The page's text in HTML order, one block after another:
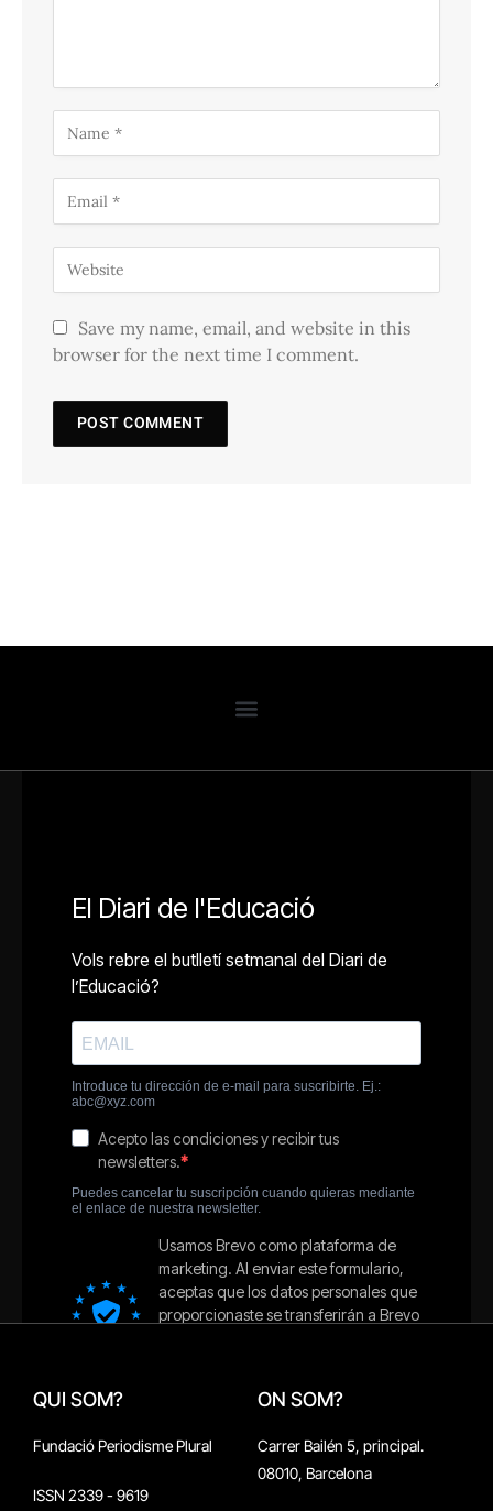
Save my name, email, and website in this
browser for the next time I comment.
QUI SOM?
Fundació Periodisme Plural
ISSN 2339 - 9619
ON SOM?
Carrer Bailén 5, principal.
08010, Barcelona